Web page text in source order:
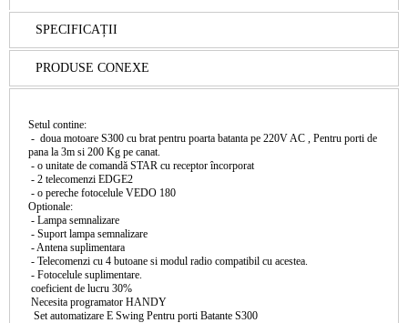
SPECIFICAȚII
PRODUSE CONEXE
Setul contine:
- doua motoare S300 cu brat pentru poarta batanta pe 220V AC , Pentru porti de
pana la 3m si 200 Kg pe canat.
- o unitate de comandă STAR cu receptor încorporat
- 2 telecomenzi EDGE2
- o pereche fotocelule VEDO 180
Optionale:
- Lampa semnalizare
- Suport lampa semnalizare
- Antena suplimentara
- Telecomenzi cu 4 butoane si modul radio compatibil cu acestea.
- Fotocelule suplimentare.
coeficient de lucru 30%
Necesita programator HANDY
Set automatizare E Swing Pentru porti Batante S300